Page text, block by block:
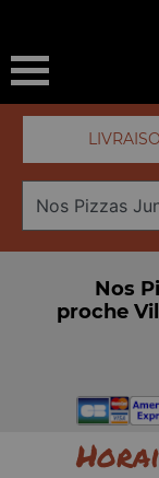
Nos
proche